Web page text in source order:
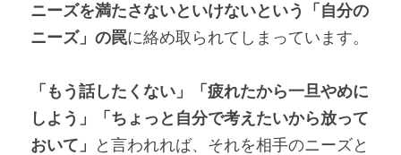
ニーズを満たさないといけないという「自分の
ニーズ」の罠に絡め取られてしまっています。
「もう話したくない」「疲れたから一旦やめに
しよう」「ちょっと自分で考えたいから放って
おいて」
と言われれば、それを相手のニーズと